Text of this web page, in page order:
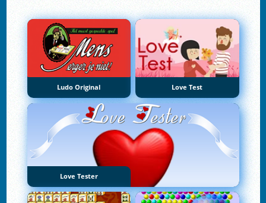
Ludo Original Love Test
Love Tester